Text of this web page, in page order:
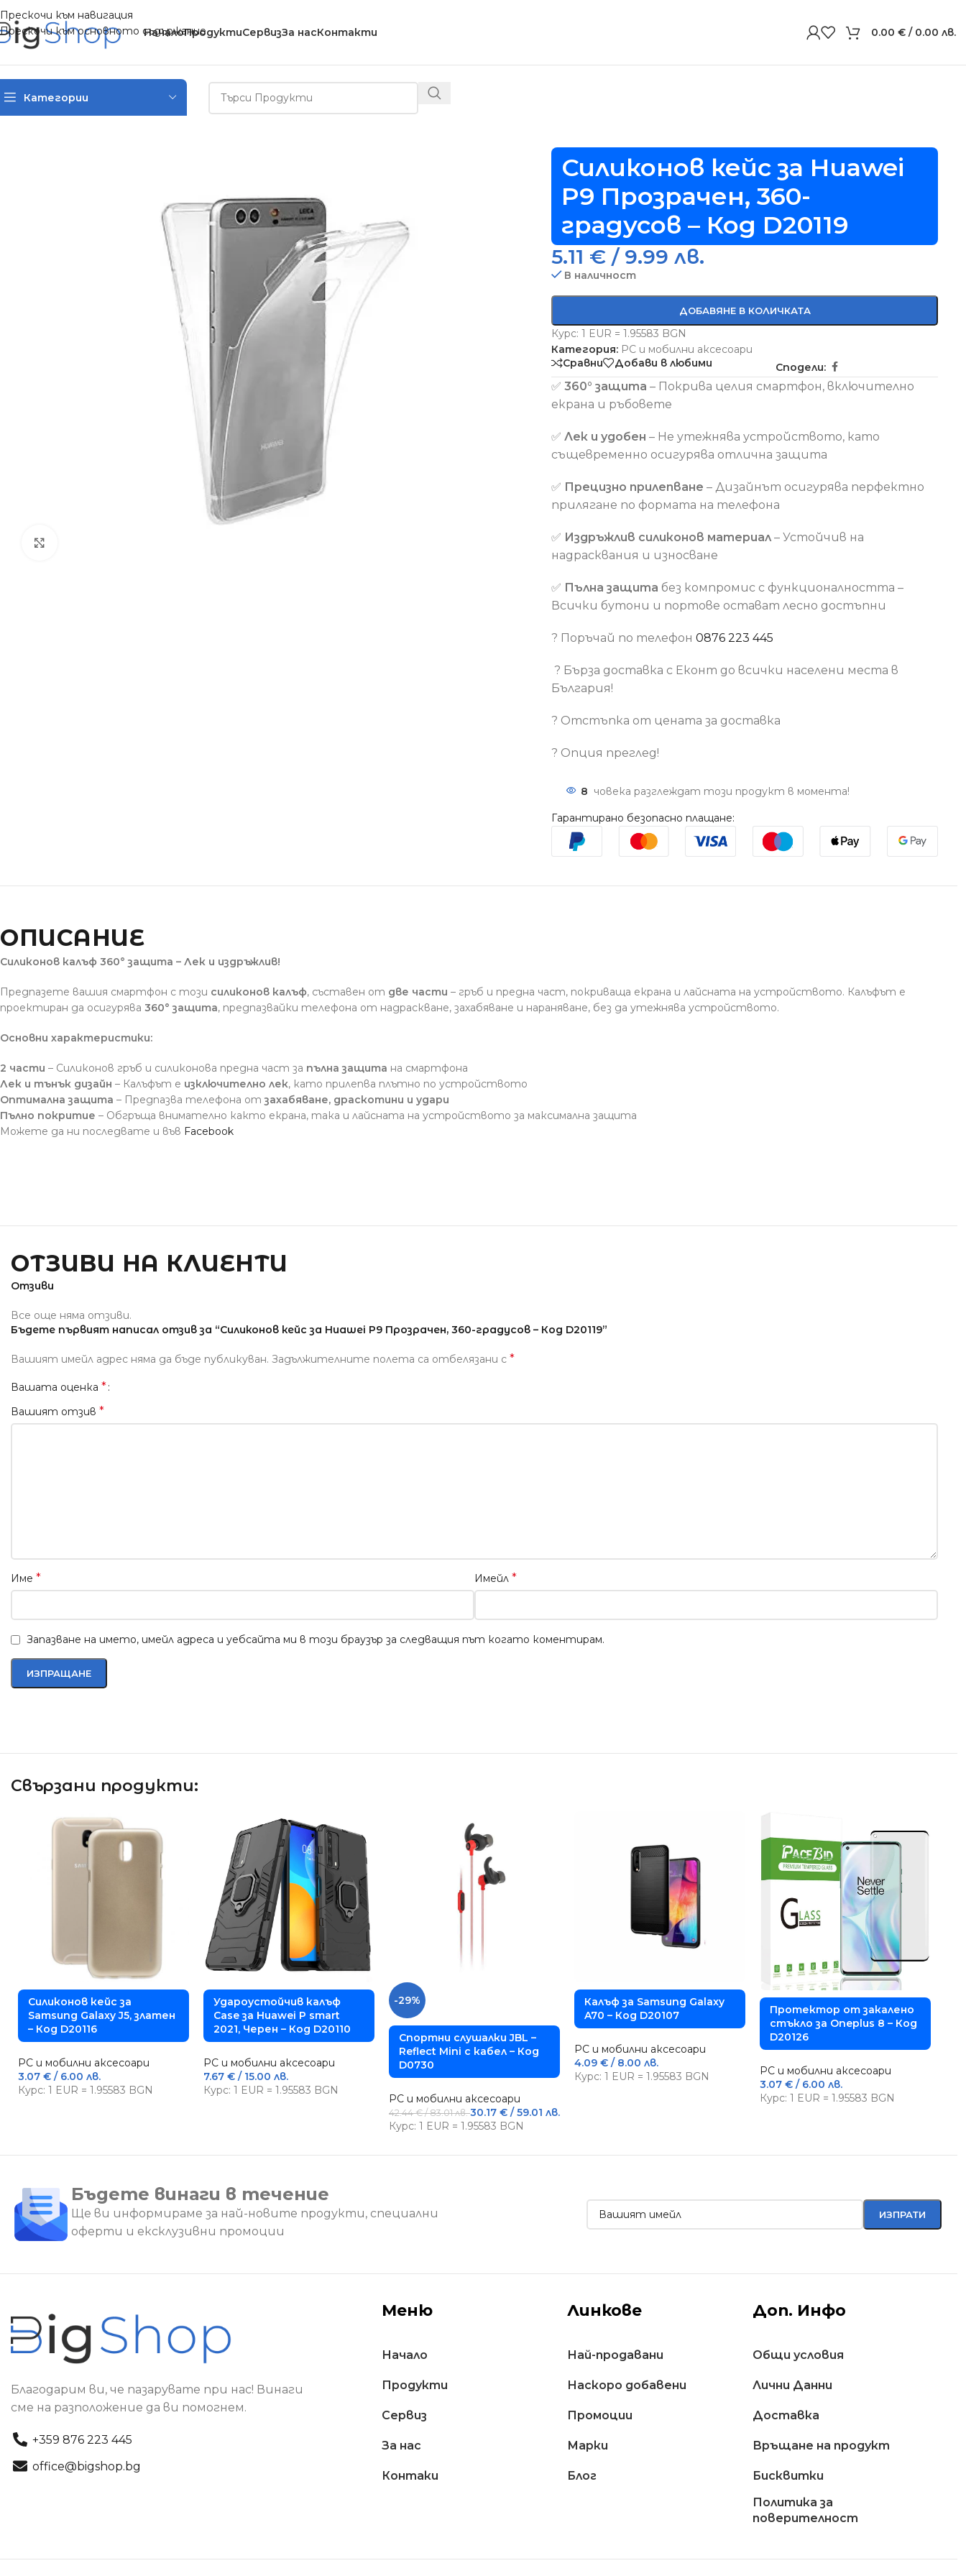
Прескочи към навигация
Прескочи към основното съдържание
НачалоПродуктиСервизЗа насКонтакти 0.00 € / 0.00 лв.
Категории
Силиконов кейс за Huawei
P9 Прозрачен, 360-
градусов – Код D20119
5.11 € / 9.99 лв.
В наличност
ДОБАВЯНЕ В КОЛИЧКАТА
Курс: 1 EUR = 1.95583 BGN
Категория: PC и мобилни аксесоари
Сравни
Добави в любими Сподели:
✅360° защита – Покрива целия смартфон, включително
екрана и ръбовете
✅Лек и удобен – Не утежнява устройството, като
същевременно осигурява отлична защита
✅ Прецизно прилепване – Дизайнът осигурява перфектно
прилягане по формата на телефона
✅ Издръжлив силиконов материал– Устойчив на
надрасквания и износване
✅ Пълна защита без компромис с функционалността –
Всички бутони и портове остават лесно достъпни
? Поръчай по телефон0876 223 445
? Бърза доставка с Еконт до всички населени места в
България!
? Отстъпка от цената за доставка
? Опция преглед!
8 човека разглеждат този продукт в момента!
Гарантирано безопасно плащане:
ОПИСАНИЕ
Силиконов калъф 360° защита – Лек и издръжлив!
Предпазете вашия смартфон с този силиконов калъф, съставен от две части – гръб и предна част, покриваща екрана и лайсната на устройството. Калъфът е
проектиран да осигурява 360° защита, предпазвайки телефона от надраскване, захабяване и нараняване, без да утежнява устройството.
Основни характеристики:
2 части – Силиконов гръб и силиконова предна част за пълна защита на смартфона
Лек и тънък дизайн – Калъфът е изключително лек, като прилепва плътно по устройството
Оптимална защита – Предпазва телефона от захабяване, драскотини и удари
Пълно покритие – Обгръща внимателно както екрана, така и лайсната на устройството за максимална защита
Можете да ни последвате и във Facebook
ОТЗИВИ НА КЛИЕНТИ
Отзиви
Все още няма отзиви.
Бъдете първият написал отзив за “Силиконов кейс за Huawei P9 Прозрачен, 360-градусов – Код D20119”
Вашият имейл адрес няма да бъде публикуван. Задължителните полета са отбелязани с *
Вашата оценка *
Вашият отзив *
Име * Имейл *
Запазване на името, имейл адреса и уебсайта ми в този браузър за следващия път когато коментирам.
Свързани продукти:
Силиконов кейс за
Samsung Galaxy J5, златен
– Код D20116
PC и мобилни аксесоари
3.07 € / 6.00 лв.
Курс: 1 EUR = 1.95583 BGN
Удароустойчив калъф
Case за Huawei P smart
2021, Черен – Код D20110
PC и мобилни аксесоари
7.67 € / 15.00 лв.
Курс: 1 EUR = 1.95583 BGN
-29%
Спортни слушалки JBL –
Reflect Mini с кабел – Код
D0730
PC и мобилни аксесоари
42.44€/ 83.01 лв.30.17 € / 59.01 лв.
Курс: 1 EUR = 1.95583 BGN
Калъф за Samsung Galaxy
A70 – Код D20107
PC и мобилни аксесоари
4.09 € / 8.00 лв.
Курс: 1 EUR = 1.95583 BGN
Протектор от закалено
стъкло за Oneplus 8 – Код
D20126
PC и мобилни аксесоари
3.07 € / 6.00 лв.
Курс: 1 EUR = 1.95583 BGN
Бъдете винаги в течение
Ще ви информираме за най-новите продукти, специални
оферти и ексклузивни промоции
Благодарим ви, че пазарувате при нас! Винаги
сме на разположение да ви помогнем.
+359 876 223 445
office@bigshop.bg
Меню
Начало
Продукти
Сервиз
За нас
Контаки
Линкове
Най-продавани
Наскоро добавени
Промоции
Марки
Блог
Доп. Инфо
Общи условия
Лични Данни
Доставкa
Връщане на продукт
Бисквитки
Политика за
поверителност